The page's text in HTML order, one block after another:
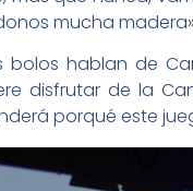
mucha
bolos hablan de
disfrutar de la
porqué este